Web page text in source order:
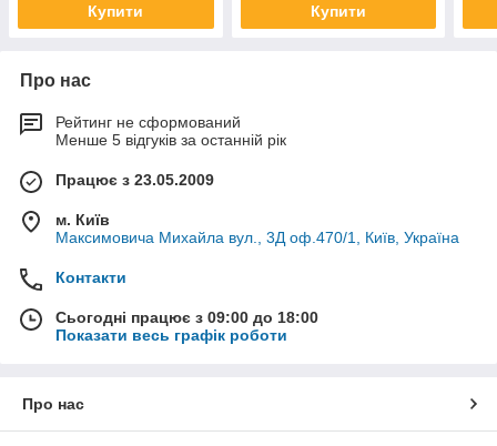
Купити Купити
Про нас
Рейтинг не сформований
Менше 5 відгуків за останній рік
Працює з 23.05.2009
м. Київ
Максимовича Михайла вул., 3Д оф.470/1, Київ, Україна
Контакти
Сьогодні працює з 09:00 до 18:00
Показати весь графік роботи
Про нас